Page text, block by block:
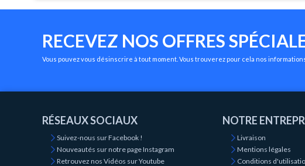
RECEVEZ NOS OFFRES
Vous pouvez vous désinscrire à tout moment. Vous trouverez pour cela nos
RÉSEAUX SOCIAUX
Suivez-nous sur Facebook !
Nouveautés sur notre page Instagram
Retrouvez nos Vidéos sur Youtube
NOTRE
Livraison
Mentions légales
Conditions